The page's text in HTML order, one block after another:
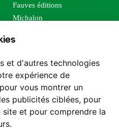
et d'autres technologies
expérience de
vous montrer un
publicités ciblées, pour
et pour comprendre la
Fauves éditions
Michalon
Editions Sutton
Les impliqués
Tous les éditeurs
Nos structures